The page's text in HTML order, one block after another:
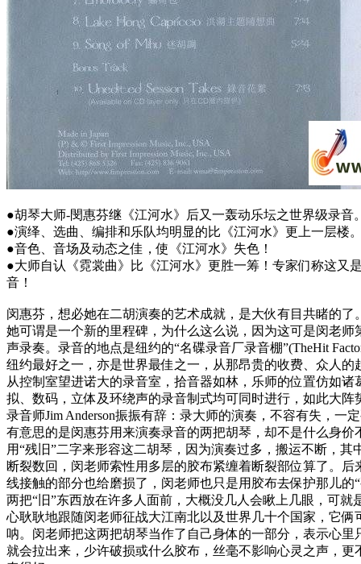
●胡琴大师-閔惠芬继《江河水》后又一轰动乐坛之世界级录音
●演绎、选曲、编排和乐队均明显的比《江河水》更上一层楼
●音色、音场及动态之佳，使《江河水》失色！
●大师自认《霓裳曲》比《江河水》更胜一筹！专家们称这又
音！
闵惠芬，想必她在二胡演奏的艺术成就，是大伙有目共睹的了
她可谓是一个新的里程碑，为什么这么说，因为这可是闵老师
声录奏。录音的地点是纽约的“名碟录音厂录音棚”(TheHit
纽约最好之一，亦是世界最佳之一，从那昂贵的收费、众人的
从控制室望进诺大的录音室，拾音器如林，乐师的位置仿如诸
拟、数码，立体及环绕声的录音制式均可同时进行，如此大阵
录音师Jim Anderson振振有辞：录大师的演奏，不容有失，一
有意思的是闵惠芬用来演奏录音的两把胡琴，却不是什么身价
用“残旧”二字来形容这二胡琴，因为演奏过多，搬运不断，其
断裂数回，闵老师索性用多层的胶布紧缠着断裂部位算了。后
线接触的部分也给磨损了，闵老师也只是用胶布去保护那儿的“
两把“ 旧”东西放在许多人面前，大概没几人会瞅上几眼，可就
心耿耿地跟随闵老师征战大江南北以及世界几十个国家，它俩
呐。闵老师把这两把胡琴当作了自己身体的一部分，表示心里
就会拉出来，少许破损或什么胶布，丝毫不影响心灵之声，更